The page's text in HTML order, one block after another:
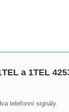
a 1TEL
telefonní signály.